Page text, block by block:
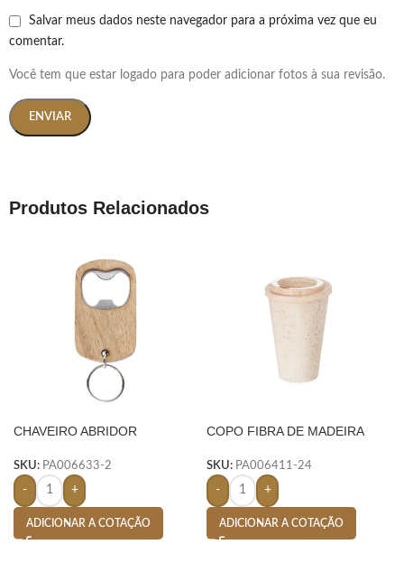
Salvar meus dados neste navegador para a próxima vez que eu
comentar.
Você tem que estar logado para poder adicionar fotos à sua revisão.
Produtos Relacionados
CHAVEIRO ABRIDOR
SKU: PA006633-2
- +
ADICIONAR A COTAÇÃO
COPO FIBRA DE MADEIRA
SKU: PA006411-24
- +
ADICIONAR A COTAÇÃO